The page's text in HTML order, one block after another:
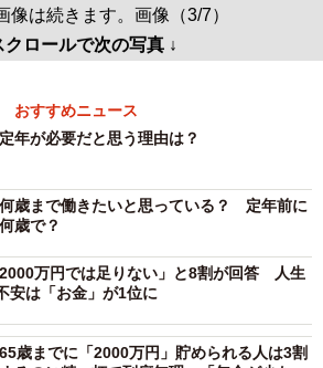
像は続きます。画像（3/7）
クロールで次の写真 ↓
おすすめニュース
年が必要だと思う理由は？
何歳まで働きたいと思っている？ 定年前に
歳で？
万円では足りない」と8割が回答 人生
安は「お金」が1位に
歳までに「2000万円」貯められる人は3割